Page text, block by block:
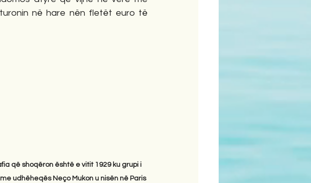
në hare nën fletët euro të
që shoqëron është e vitit 1929 ku grupi i
udhëheqës Neço Mukon u nisën në Paris